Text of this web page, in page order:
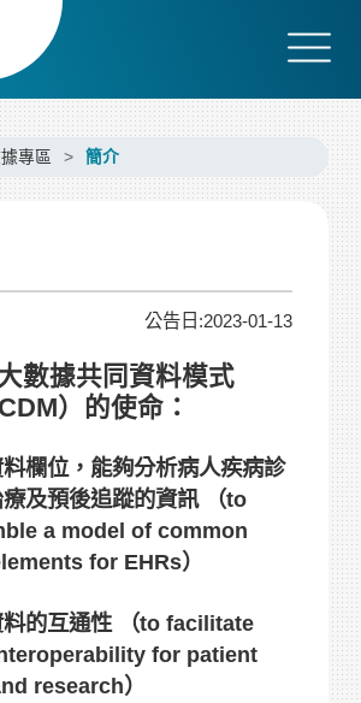
專區 > 簡介
公告日:2023-01-13
數據共同資料模式
）的使命：
欄位，能夠分析病人疾病診
療及預後追蹤的資訊 （to
a model of common
for EHRs）
料的互通性 （to facilitate
for patient
research）